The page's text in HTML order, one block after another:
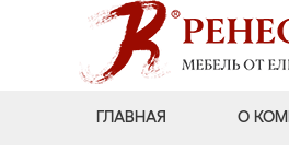
ГЛАВНАЯ О